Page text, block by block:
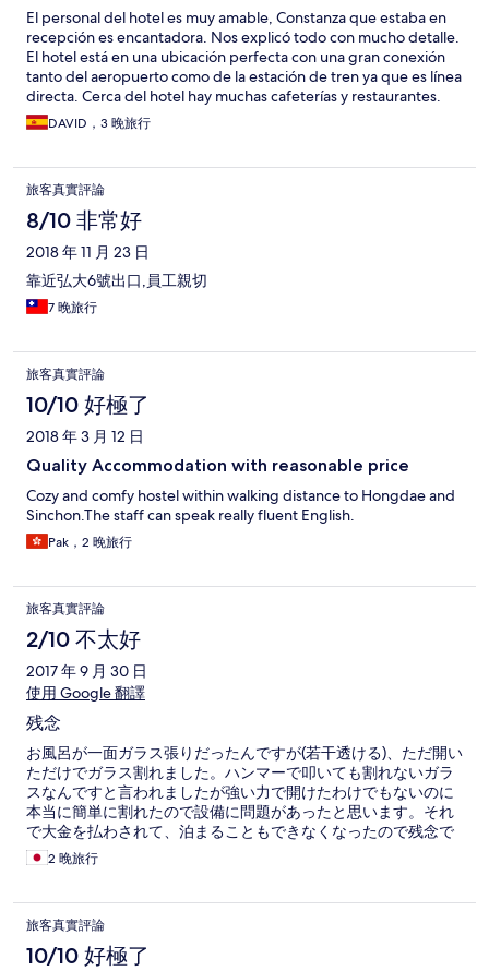
El personal del hotel es muy amable, Constanza que estaba en
recepción es encantadora. Nos explicó todo con mucho detalle.
El hotel está en una ubicación perfecta con una gran conexión
tanto del aeropuerto como de la estación de tren ya que es línea
directa. Cerca del hotel hay muchas cafeterías y restaurantes.
Como punto negativo, si bien el hotel indica que no se use el
secador a partir de las 12 de la noche, algunas personas de la
secándose el pelo.
DAVID，3 晚旅行
旅客真實評論
8/10 非常好
2018 年 11 月 23 日
靠近弘大6號出口,員工親切
7 晚旅行
旅客真實評論
10/10 好極了
2018 年 3 月 12 日
Quality Accommodation with reasonable price
Cozy and comfy hostel within walking distance to Hongdae and
Sinchon.The staff can speak really fluent English.
Pak，2 晚旅行
旅客真實評論
2/10 不太好
2017 年 9 月 30 日
使用 Google 翻譯
残念
お風呂が一面ガラス張りだったんですが(若干透ける)、ただ開い
ただけでガラス割れました。ハンマーで叩いても割れないガラ
スなんですと言われましたが強い力で開けたわけでもないのに
本当に簡単に割れたので設備に問題があったと思います。それ
で大金を払わされて、泊まることもできなくなったので残念で
した。ついでに、トイレも流した時詰まって溢れてきました。
ゲストハウス自体はデザインもよく綺麗だったので尚残念でし
2 晚旅行
旅客真實評論
10/10 好極了